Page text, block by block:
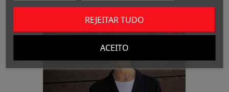
REJEITAR TUDO
ACEITO